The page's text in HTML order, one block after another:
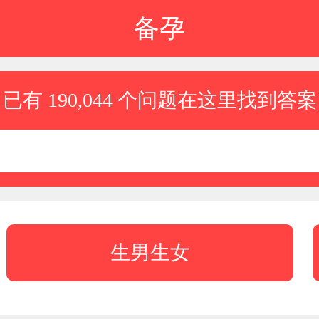
备孕
已有 190,044 个问题在这里找到答案
生男生女